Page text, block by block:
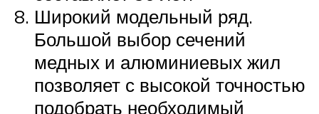
Широкий модельный ряд.
Большой выбор сечений
медных и алюминиевых жил
позволяет с высокой точностью
подобрать необходимый